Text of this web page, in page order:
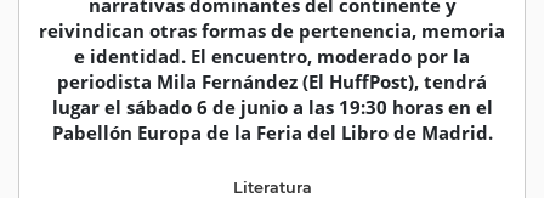
narrativas dominantes del continente y
reivindican otras formas de pertenencia, memoria
e identidad. El encuentro, moderado por la
periodista Mila Fernández (El HuffPost), tendrá
lugar el sábado 6 de junio a las 19:30 horas en el
Pabellón Europa de la Feria del Libro de Madrid.
Literatura